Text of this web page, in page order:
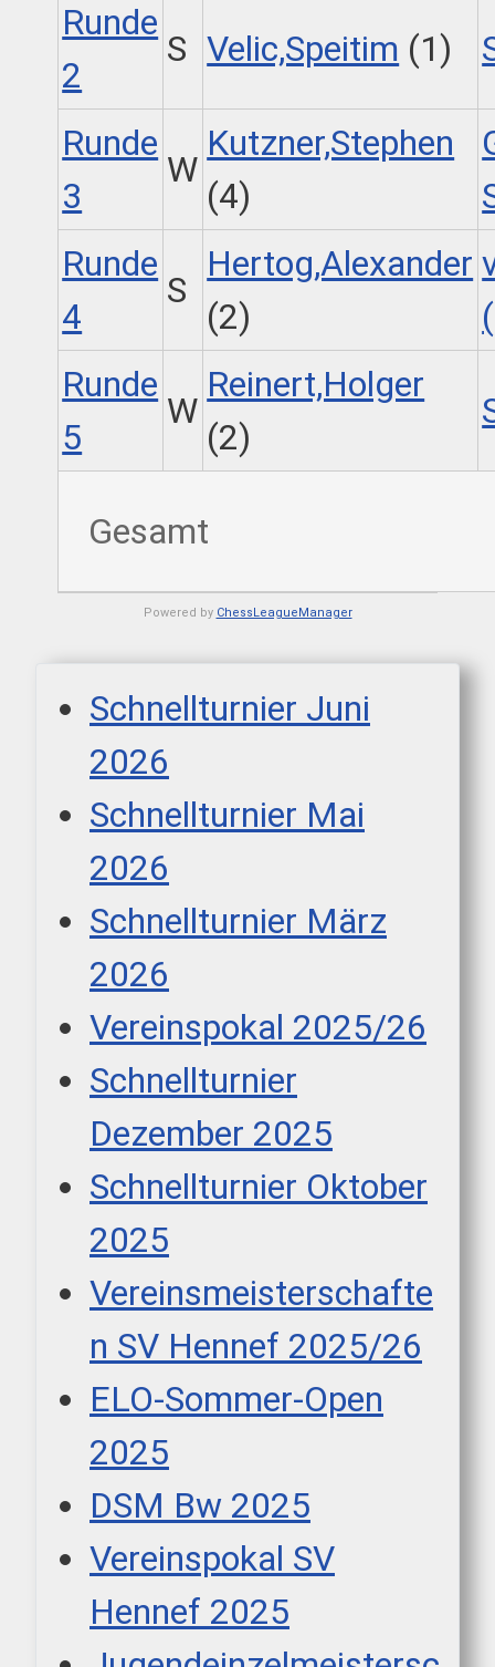
Schnellturnier Juni
2026
Schnellturnier Mai
2026
Schnellturnier März
2026
Vereinspokal 2025/26
Schnellturnier
Dezember 2025
Schnellturnier Oktober
2025
Vereinsmeisterschafte
n SV Hennef 2025/26
ELO-Sommer-Open
2025
DSM Bw 2025
Vereinspokal SV
Hennef 2025
Runde
2
S Velic,Speitim (1)
Runde
3
W
Kutzner,Stephen
(4)
Runde
4
S
Hertog,Alexander
(2)
Runde
5
W
Reinert,Holger
(2)
Gesamt
Powered by ChessLeagueManager